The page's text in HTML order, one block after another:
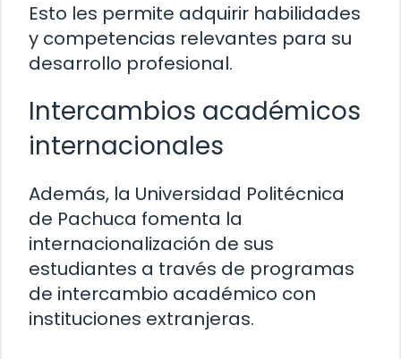
Esto les permite adquirir habilidades
y competencias relevantes para su
desarrollo profesional.
Intercambios académicos
internacionales
Además, la Universidad Politécnica
de Pachuca fomenta la
internacionalización de sus
estudiantes a través de programas
de intercambio académico con
instituciones extranjeras.